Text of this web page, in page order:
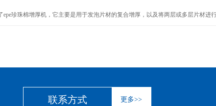
珍珠棉增厚机，它主要是用于发泡片材的复合增厚，以及将两层或多层片材进
联系方式 更多>>